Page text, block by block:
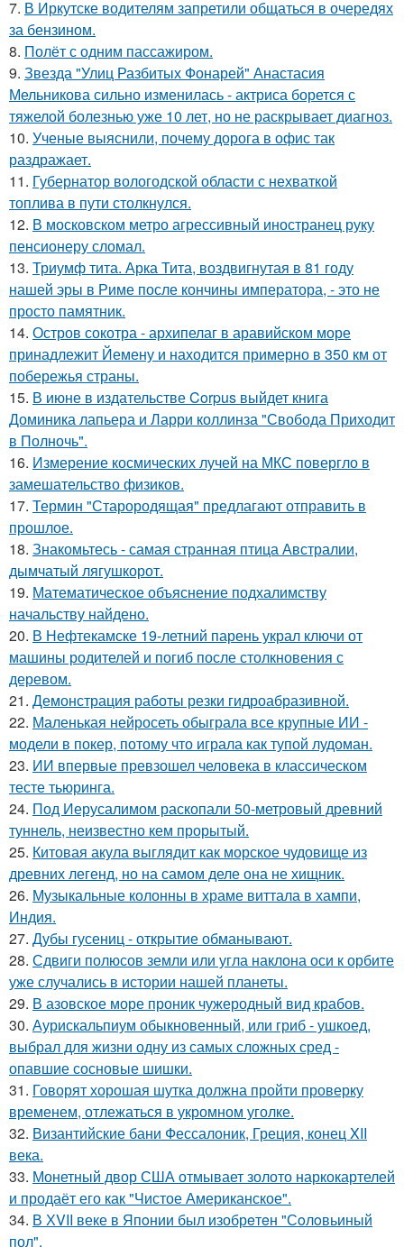
7. В Иркутске водителям запретили общаться в очередях
за бензином.
8. Полёт с одним пассажиром.
9. Звезда "Улиц Разбитых Фонарей" Анастасия
Мельникова сильно изменилась - актриса борется с
тяжелой болезнью уже 10 лет, но не раскрывает диагноз.
10. Ученые выяснили, почему дорога в офис так
раздражает.
11. Губернатор вологодской области с нехваткой
топлива в пути столкнулся.
12. В московском метро агрессивный иностранец руку
пенсионеру сломал.
13. Триумф тита. Арка Тита, воздвигнутая в 81 году
нашей эры в Риме после кончины императора, - это не
просто памятник.
14. Остров сокотра - архипелаг в аравийском море
принадлежит Йемену и находится примерно в 350 км от
побережья страны.
15. В июне в издательстве Corpus выйдет книга
Доминика лапьера и Ларри коллинза "Свобода Приходит
в Полночь".
16. Измерение космических лучей на МКС повергло в
замешательство физиков.
17. Термин "Старородящая" предлагают отправить в
прошлое.
18. Знакомьтесь - самая странная птица Австралии,
дымчатый лягушкорот.
19. Математическое объяснение подхалимству
начальству найдено.
20. В Нефтекамске 19-летний парень украл ключи от
машины родителей и погиб после столкновения с
деревом.
21. Демонстрация работы резки гидроабразивной.
22. Маленькая нейросеть обыграла все крупные ИИ -
модели в покер, потому что играла как тупой лудоман.
23. ИИ впервые превзошел человека в классическом
тесте тьюринга.
24. Под Иерусалимом раскопали 50-метровый древний
туннель, неизвестно кем прорытый.
25. Китовая акула выглядит как морское чудовище из
древних легенд, но на самом деле она не хищник.
26. Музыкальные колонны в храме виттала в хампи,
Индия.
27. Дубы гусениц - открытие обманывают.
28. Сдвиги полюсов земли или угла наклона оси к орбите
уже случались в истории нашей планеты.
29. В азовское море проник чужеродный вид крабов.
30. Аурискальпиум обыкновенный, или гриб - ушкоед,
выбрал для жизни одну из самых сложных сред -
опавшие сосновые шишки.
31. Говорят хорошая шутка должна пройти проверку
временем, отлежаться в укромном уголке.
32. Византийские бани Фессалоник, Греция, конец XII
века.
33. Монетный двор США отмывает золото наркокартелей
и продаёт его как "Чистое Американское".
34. В ХVII веке в Япoнии был изобрeтeн "Сoлoвьиный
пол".